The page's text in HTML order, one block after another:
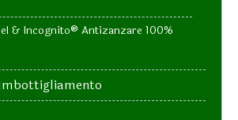
& Incognito® Antizanzare 100%